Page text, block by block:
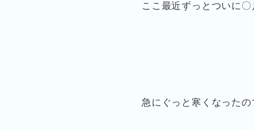
ここ最近ずっとついに
急にぐっと寒くなった